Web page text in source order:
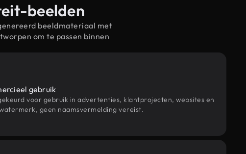
beelden
beeldmateriaal met
om te passen binnen
gebruik
voor gebruik in advertenties, klantprojecten, websites en
geen naamsvermelding vereist.